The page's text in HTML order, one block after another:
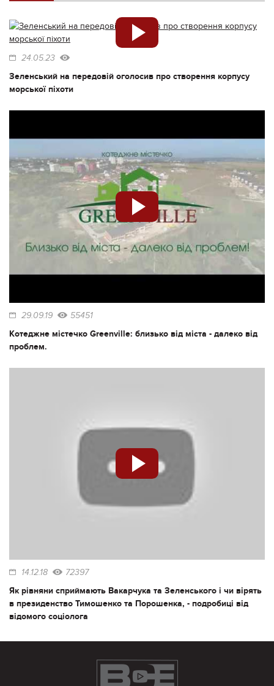
24.05.23
Зеленський на передовій оголосив про створення корпусу
морської піхоти
29.09.19 55451
Котеджне містечко Greenville: близько від міста - далеко від
проблем.
14.12.18 72397
Як рівняни сприймають Вакарчука та Зеленського і чи вірять
в президенство Тимошенко та Порошенка, - подробиці від
відомого соціолога